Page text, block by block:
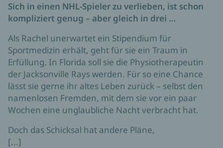
Sich in einen NHL-Spieler zu verlieben, ist schon
kompliziert genug – aber gleich in drei …
Als Rachel unerwartet ein Stipendium für
Sportmedizin erhält, geht für sie ein Traum in
Erfüllung. In Florida soll sie die Physiotherapeutin
der Jacksonville Rays werden. Für so eine Chance
lässt sie gerne ihr altes Leben zurück – selbst den
namenlosen Fremden, mit dem sie vor ein paar
Wochen eine unglaubliche Nacht verbracht hat.
Doch das Schicksal hat andere Pläne,
[...]